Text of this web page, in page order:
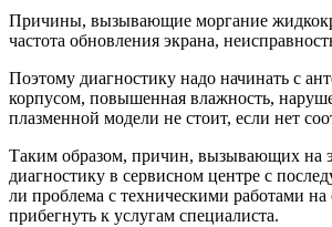
Причины, вызывающие моргание
частота обновления экрана,
Поэтому диагностику надо начинать с
корпусом, повышенная влажность,
плазменной модели не стоит, если нет
Таким образом, причин, вызывающих на
диагностику в сервисном центре с
ли проблема с техническими работами
прибегнуть к услугам специалиста.